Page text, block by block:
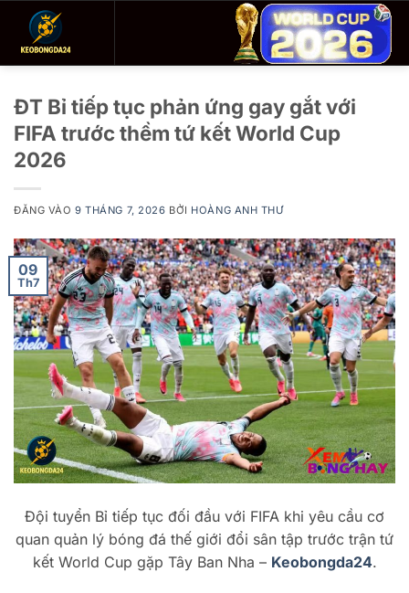
ĐT Bỉ tiếp tục phản ứng gay gắt với
FIFA trước thềm tứ kết World Cup
2026
ĐĂNG VÀO9 THÁNG 7, 2026 BỞI HOÀNG ANH THƯ
09
Th7
Đội tuyển Bỉ tiếp tục đối đầu với FIFA khi yêu cầu cơ
quan quản lý bóng đá thế giới đổi sân tập trước trận tứ
kết World Cup gặp Tây Ban Nha – Keobongda24.